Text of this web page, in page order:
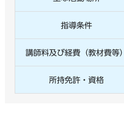
指導条件
講師料及び経費（教材費等）
所持免許・資格